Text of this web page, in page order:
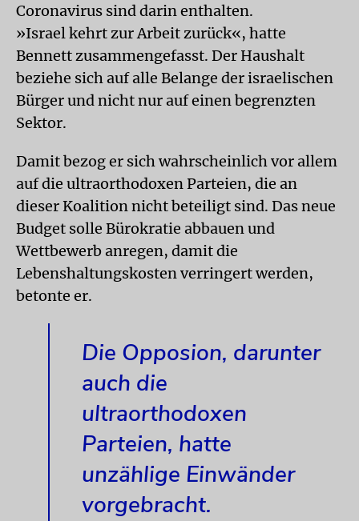
Coronavirus sind darin enthalten.
»Israel kehrt zur Arbeit zurück«, hatte
Bennett zusammengefasst. Der Haushalt
beziehe sich auf alle Belange der israelischen
Bürger und nicht nur auf einen begrenzten
Sektor.
Damit bezog er sich wahrscheinlich vor allem
auf die ultraorthodoxen Parteien, die an
dieser Koalition nicht beteiligt sind. Das neue
Budget solle Bürokratie abbauen und
Wettbewerb anregen, damit die
Lebenshaltungskosten verringert werden,
betonte er.
Die Opposion, darunter
auch die
ultraorthodoxen
Parteien, hatte
unzählige Einwänder
vorgebracht.